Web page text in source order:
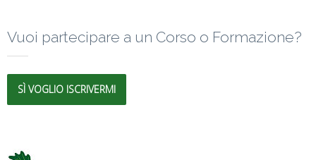
Vuoi partecipare a un Corso o Formazione?
SÌ VOGLIO ISCRIVERMI